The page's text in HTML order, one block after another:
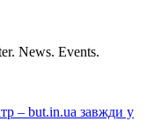
News. Events.
– but.in.ua завжди у